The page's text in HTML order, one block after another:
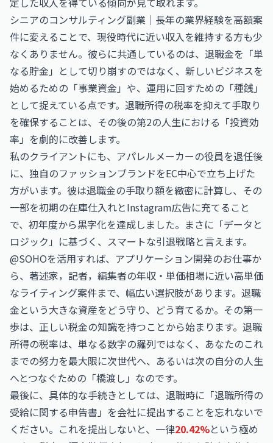
シニアのコンサルティング副業｜長年の業界経験を高額案
件に変える ことで、現役時代に近い収入を維持する方も少
なくありません。彼らに共通しているのは、退職金を「単
なる貯金」として切り崩すのではなく、新しいビジネスを
始めるための「事業資金」や、運用に回すための「種銭」
として捉えている点です。退職所得の税率を抑えて手取り
を確保することは、その後の第2の人生における「投資効
率」を劇的に改善します。
私のクライアントにも、アパレルメーカーの役員を退任後
に、独自のファッションブランドをEC中心で立ち上げた
方がいます。彼は退職金の手取り額を緻密に計算し、その
一部を初期の在庫仕入れとInstagram広告に充てること
で、初年度から黒字化を達成しました。まさに「データと
ロジック」に基づく、スマートな引退戦略と言えます。
@SOHOを活用すれば、 アプリケーション開発のお仕事か
ら、 著述家，記者，編集者の年収・単価相場に近い高単価
なライティング案件まで、幅広い選択肢があります。退職
金という大きな資産をどう守り、どう育てるか。その第一
歩は、正しい税金の知識を持つことから始まります。退職
所得の税率は、単なる数字の羅列ではなく、あなたのこれ
までの努力を最大限に次世代へ、あるいは次の自分の人生
へとつなぐための「橋渡し」なのです。
最後に、具体的な手続きとしては、退職時に「退職所得の
受給に関する申告書」を会社に提出することを忘れないで
ください。これを提出しないと、一律20.42%という極め